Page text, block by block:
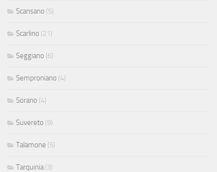
Scansano (5)
Scarlino (21)
Seggiano (6)
Semproniano (4)
Sorano (4)
Suvereto (9)
Talamone (5)
Tarquinia (3)